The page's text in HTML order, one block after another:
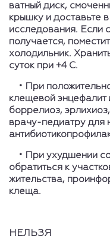
ватный диск,
крышку и доставьте
исследования. Если
получается,
холодильник.
суток при +4 С.
• При
клещевой энцефалит
боррелиоз,
врачу-педиатру для
• При ухудшении
обратиться к
жительства,
клеща.
НЕЛЬЗЯ